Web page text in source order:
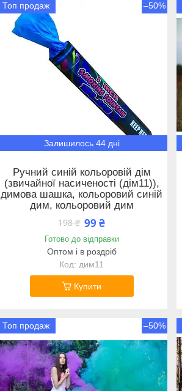
Топ продаж –50%
Залишилось 44 дні
Ручний синій кольоровій дім
(звичайної насиченості (дім11)),
димова шашка, кольоровий синій
дим, кольоровий дим
198 ₴ 99 ₴
Готово до відправки
Оптом і в роздріб
дим11
Купити
Топ продаж –50%